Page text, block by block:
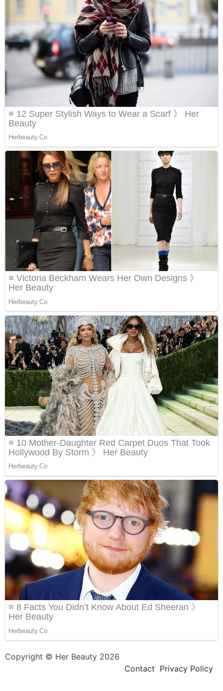
Copyright © Her Beauty 2026
Contact Privacy Policy